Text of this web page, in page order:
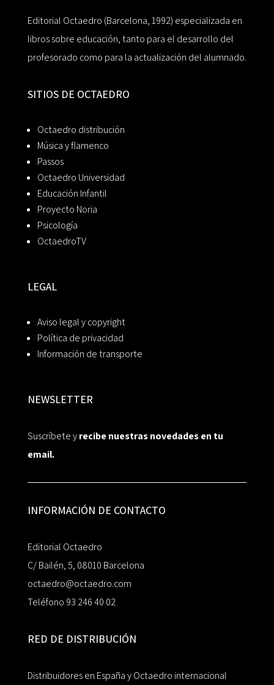
Editorial Octaedro (Barcelona, 1992) especializada en
libros sobre educación, tanto para el desarrollo del
profesorado como para la actualización del alumnado.
SITIOS DE OCTAEDRO
Octaedro distribución
Música y flamenco
Passos
Octaedro Universidad
Educación Infantil
Proyecto Noria
Psicología
OctaedroTV
LEGAL
Aviso legal y copyright
Política de privacidad
Información de transporte
NEWSLETTER
Suscríbete yrecibe nuestras novedades en tu
email.
INFORMACIÓN DE CONTACTO
Editorial Octaedro
C/ Bailén, 5, 08010 Barcelona
octaedro@octaedro.com
Teléfono 93 246 40 02
RED DE DISTRIBUCIÓN
Distribuidores en España y Octaedro internacional